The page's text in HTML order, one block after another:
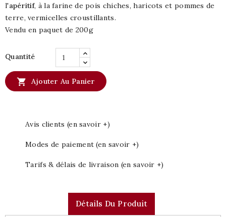
l'apéritif, à la farine de pois chiches, haricots et pommes de
terre, vermicelles croustillants.
Vendu en paquet de 200g
Quantité
 Ajouter Au Panier
Avis clients (en savoir +)
Modes de paiement (en savoir +)
Tarifs & délais de livraison (en savoir +)
Détails Du Produit